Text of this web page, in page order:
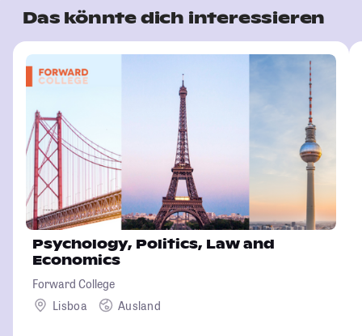
Das könnte dich interessieren
Psychology, Politics, Law and
Economics
Forward College
Lisboa
Ausland